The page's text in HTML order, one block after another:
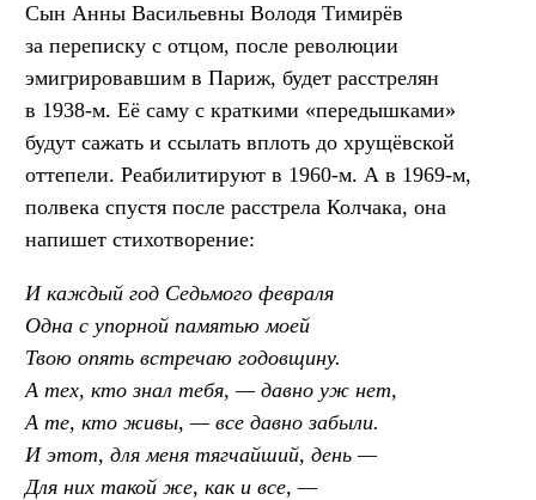
Сын Анны Васильевны Володя Тимирёв
за переписку с отцом, после революции
эмигрировавшим в Париж, будет расстрелян
в 1938-м. Её саму с краткими «передышками»
будут сажать и ссылать вплоть до хрущёвской
оттепели. Реабилитируют в 1960-м. А в 1969-м,
полвека спустя после расстрела Колчака, она
напишет стихотворение:
И каждый год Седьмого февраля
Одна с упорной памятью моей
Твою опять встречаю годовщину.
А тех, кто знал тебя, — давно уж нет,
А те, кто живы, — все давно забыли.
И этот, для меня тягчайший, день —
Для них такой же, как и все, —